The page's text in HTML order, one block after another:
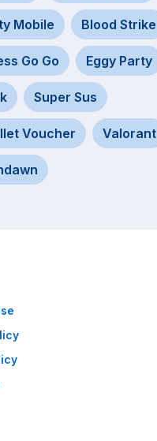
Mobile Blood Strike
Go Go Eggy Party
Super Sus
Voucher Valorant